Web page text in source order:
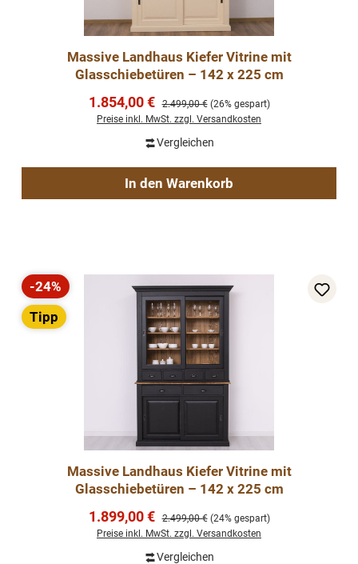
Massive Landhaus Kiefer Vitrine mit
Glasschiebetüren – 142 x 225 cm
Verkaufspreis:
1.854,00 € Regulärer Preis:
2.499,00 € (26% gespart)
Preise inkl. MwSt. zzgl. Versandkosten
Vergleichen
In den Warenkorb
Rabatt
-24%
Tipp
Massive Landhaus Kiefer Vitrine mit
Glasschiebetüren – 142 x 225 cm
Verkaufspreis:
1.899,00 € Regulärer Preis:
2.499,00 € (24% gespart)
Preise inkl. MwSt. zzgl. Versandkosten
Vergleichen